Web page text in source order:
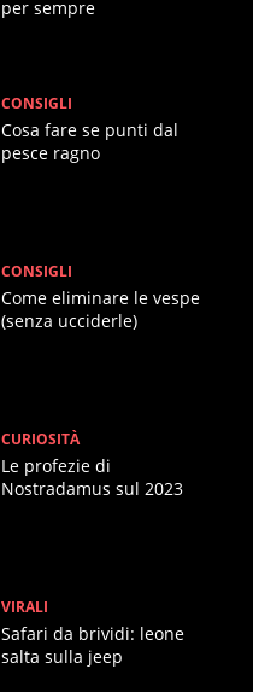
per sempre
CONSIGLI
Cosa fare se punti dal
pesce ragno
CONSIGLI
Come eliminare le vespe
(senza ucciderle)
CURIOSITÀ
Le profezie di
Nostradamus sul 2023
VIRALI
Safari da brividi: leone
salta sulla jeep